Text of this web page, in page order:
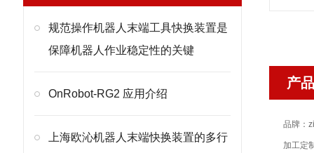
规范操作机器人末端工具快换装置是
保障机器人作业稳定性的关键
OnRobot-RG2 应用介绍
上海欧沁机器人末端快换装置的多行
产
品牌：
加工定